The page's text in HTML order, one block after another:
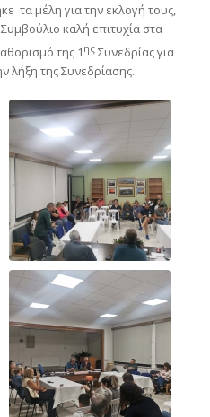
τα μέλη για την εκλογή τους,
καλή επιτυχία στα
της 1 ηςΣυνεδρίας για
λήξη της Συνεδρίασης.